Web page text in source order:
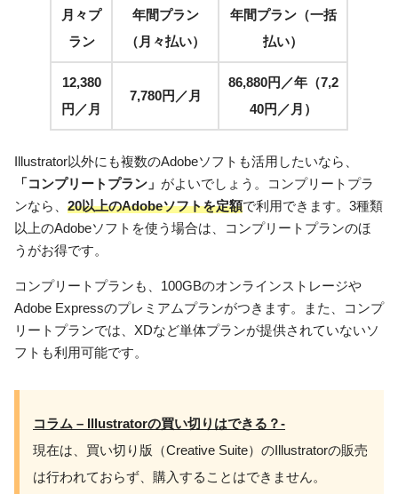
月々プ
ラン
年間プラン
（月々払い）
年間プラン（一括
払い）
12,380
円／月
7,780円／月
86,880円／年（7,2
40円／月）
Illustrator以外にも複数のAdobeソフトも活用したいなら、
「コンプリートプラン」 がよいでしょう。コンプリートプラ
ンなら、 20以上のAdobeソフトを定額で利用できます。3種類
以上のAdobeソフトを使う場合は、コンプリートプランのほ
うがお得です。
コンプリートプランも、100GBのオンラインストレージや
Adobe Expressのプレミアムプランがつきます。また、コンプ
リートプランでは、XDなど単体プランが提供されていないソ
フトも利用可能です。
コラム – Illustratorの買い切りはできる？-
現在は、買い切り版（Creative Suite）のIllustratorの販売
は行われておらず、購入することはできません。